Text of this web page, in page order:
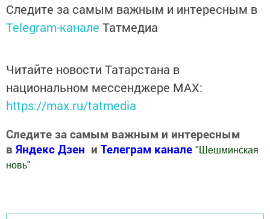
Следите за самым важным и интересным в
Telegram-канале Татмедиа
Читайте новости Татарстана в
национальном мессенджере MАХ:
https://max.ru/tatmedia
Следите за самым важным и интересным
в Яндекс Дзен и Телеграм канале " Шешминская
новь"